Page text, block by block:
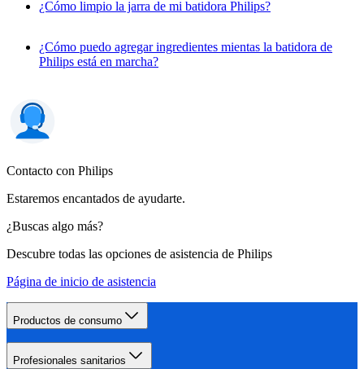
¿Cómo limpio la jarra de mi batidora Philips?
¿Cómo puedo agregar ingredientes mientas la batidora de
Philips está en marcha?
Contacto con Philips
Estaremos encantados de ayudarte.
¿Buscas algo más?
Descubre todas las opciones de asistencia de Philips
Página de inicio de asistencia
Productos de consumo
Profesionales sanitarios